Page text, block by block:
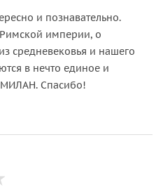
и познавательно.
империи, о
средневековья и нашего
в нечто единое и
Спасибо!